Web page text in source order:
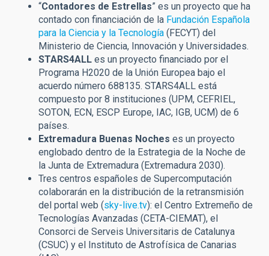
“Contadores de Estrellas” es un proyecto que ha
contado con financiación de la Fundación Española
para la Ciencia y la Tecnología (FECYT) del
Ministerio de Ciencia, Innovación y Universidades.
STARS4ALL es un proyecto financiado por el
Programa H2020 de la Unión Europea bajo el
acuerdo número 688135. STARS4ALL está
compuesto por 8 instituciones (UPM, CEFRIEL,
SOTON, ECN, ESCP Europe, IAC, IGB, UCM) de 6
países.
Extremadura Buenas Noches es un proyecto
englobado dentro de la Estrategia de la Noche de
la Junta de Extremadura (Extremadura 2030).
Tres centros españoles de Supercomputación
colaborarán en la distribución de la retransmisión
del portal web (sky-live.tv): el Centro Extremeño de
Tecnologías Avanzadas (CETA-CIEMAT), el
Consorci de Serveis Universitaris de Catalunya
(CSUC) y el Instituto de Astrofísica de Canarias